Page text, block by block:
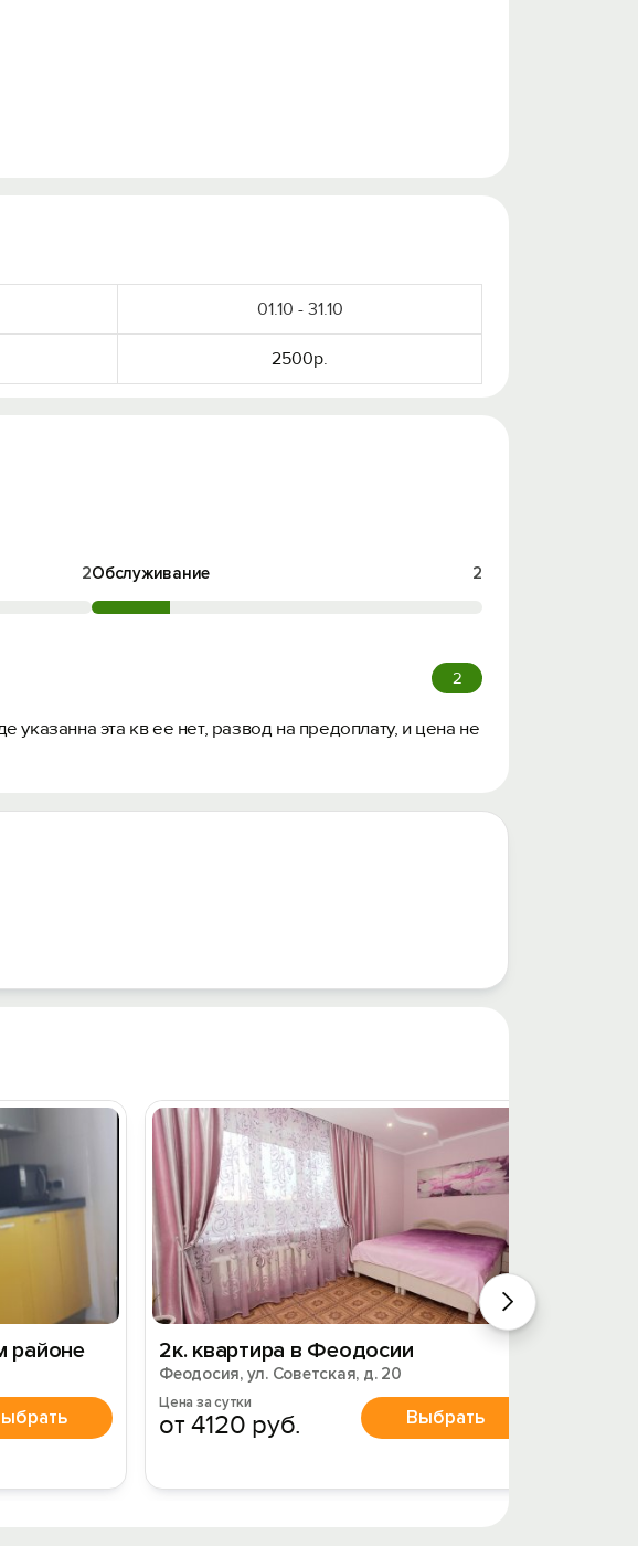
01.10 - 31.10
2500р.
2Обслуживание 2
2
указанна эта кв ее нет, развод на предоплату, и цена не
районе 2к. квартира в Феодосии
Феодосия, ул. Советская, д. 20
Цена за сутки
от 4120 руб. Выбрать